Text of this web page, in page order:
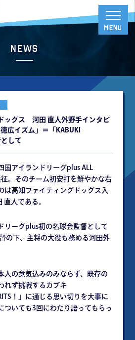
News
ッグス 河田 直人外野手インタビ
広イズム」＝「KABUKI
して
国アイランドリーグplus ALL
征。そのチーム初安打を鮮やかな右
は高知ファイティングドッグス入
直人である。
リーグplus初の名球会監督として
の下、主将の大役も務める河田外
人の意気込みのみならず、既存の
れず挑戦するカブキ
！」に通じる思い切りを大事に
ついても3回にわたり語ってもらっ